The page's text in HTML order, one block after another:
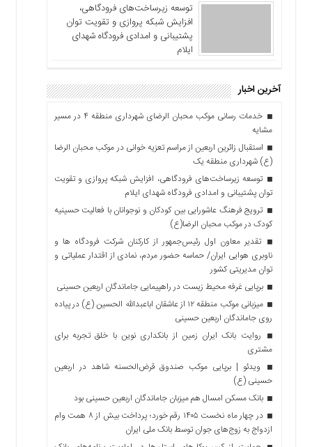
توسعه زیرساخت‌های فرودگاهی،
افزایش شبکه پروازی و تقویت توان
پشتیبانی و امدادی فرودگاه شهدای
ایلام
آخرین اخبار
خدمات رسانی موکب محبان الرضای شهرداری منطقه ۴ در مسیر
مشایه
استقبال زائرین اربعین از مراسم تعزیه خوانی در موکب محبان الرضا
(ع) شهرداری منطقه یک
توسعه زیرساخت‌های فرودگاهی، افزایش شبکه پروازی و تقویت
توان پشتیبانی و امدادی فرودگاه شهدای ایلام
ترویج فرهنگ عاشورایی بین کودکان و نوجوانان با فعالیت حسینیه
کودک در موکب محبان الرضا(ع)
تقدیر معاون اول رئیس‌جمهور از کارکنان شرکت فرودگاه ها و
ناوبری هوایی ایران/ حماسه حضور مردم، نمادی از اقتدار عملیاتی و
توان مدیریتی کشور
برپایی غرفه محیط زیست در راهپیمایی جاماندگان اربعین حسینی
میزبانی موکب منطقه ۱۲ از عاشقان اباعبدالله الحسین (ع) در پیاده
روی جاماندگان اربعین حسینی
روایت بانک ایران زمین از بانکداری نوین با خلق تجربه برای
مشتری
ویدئو | برپایی موکب صندوق قرض‌الحسنه شاهد در اربعین
حسینی (ع)
بانک مسکن امسال هم میزبان جاماندگان اربعین حسینی بود
در چهار ماه نخست ۱۴۰۵ رقم خورد؛ پرداخت بیش از ۸ همت وام
ازدواج به زوج‌های جوان توسط بانک ملی ایران